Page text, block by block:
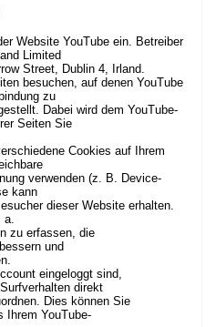
Website YouTube ein. Betreiber
Limited
Street, Dublin 4, Irland.
besuchen, auf denen YouTube
zu
Dabei wird dem YouTube-
Seiten Sie
Cookies auf Ihrem
verwenden (z. B. Device-
kann
dieser Website erhalten.
a.
zu erfassen, die
und
eingeloggt sind,
direkt
Dies können Sie
Ihrem YouTube-